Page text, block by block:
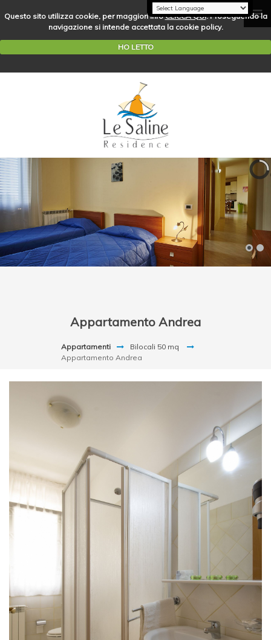
Questo sito utilizza cookie, per maggiori infoCLICCA QUI. Proseguendo la
navigazione si intende accettata la cookie policy.
HO LETTO
Appartamento Andrea
Appartamenti
Bilocali 50 mq
Appartamento Andrea